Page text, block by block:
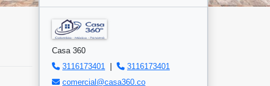
Casa 360
3116173401
3116173401
comercial@casa360.co